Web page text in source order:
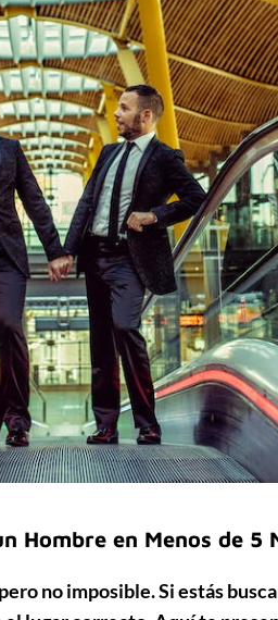
Hombre en Menos de 5
no imposible. Si estás